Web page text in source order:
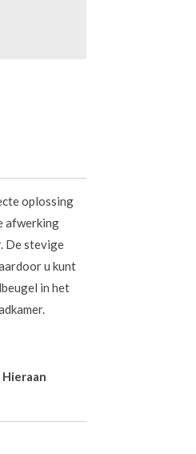
oplossing
afwerking
De stevige
u kunt
in het